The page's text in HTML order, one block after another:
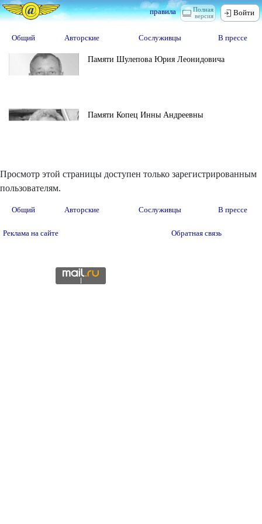
Полная
версия
правила Войти
Общий Авторские Сослуживцы В прессе
Памяти Шулепова Юрия Леонидовича
Памяти Копец Инны Андреевны
Просмотр этой страницы доступен только зарегистрированным
пользователям.
Общий Авторские Сослуживцы В прессе
Реклама на сайте Обратная связь